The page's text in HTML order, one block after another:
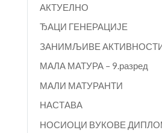
АКТУЕЛНО
ЂАЦИ ГЕНЕРАЦИЈЕ
ЗАНИМЉИВЕ
МАЛА МАТУРА – 9.разред
МАЛИ МАТУРАНТИ
НАСТАВА
НОСИОЦИ ВУКОВЕ